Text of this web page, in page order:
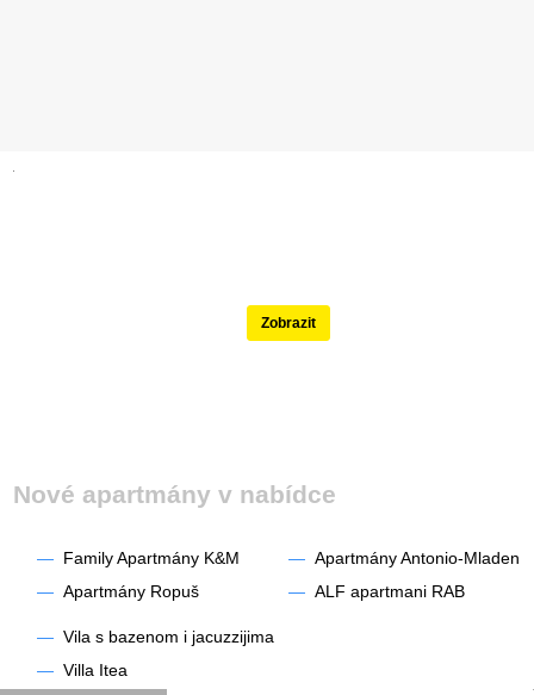
Zobrazit
Nové apartmány v nabídce
— Family Apartmány K&M
— Apartmány Ropuš
— Apartmány Antonio-Mladen
— ALF apartmani RAB
— Vila s bazenom i jacuzzijima
— Villa Itea